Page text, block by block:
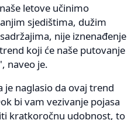
letove učinimo
sjedištima, dužim
nije iznenađenje
koji će naše putovanje
naveo je.
naglasio da ovaj trend
bi vam vezivanje pojasa
kratkoročnu udobnost, to